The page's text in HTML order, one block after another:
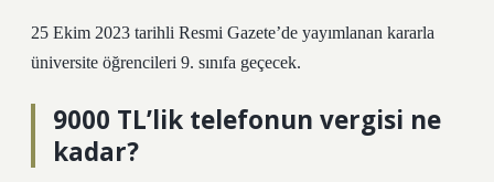
25 Ekim 2023 tarihli Resmi Gazete’de yayımlanan kararla
üniversite öğrencileri 9. sınıfa geçecek.
9000 TL’lik telefonun vergisi ne
kadar?